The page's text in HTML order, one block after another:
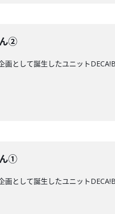
ん②
として誕生したユニット
ん①
として誕生したユニット